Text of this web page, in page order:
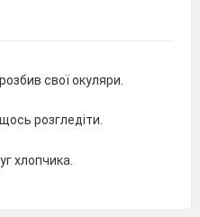
свої окуляри.
розгледіти.
хлопчика.